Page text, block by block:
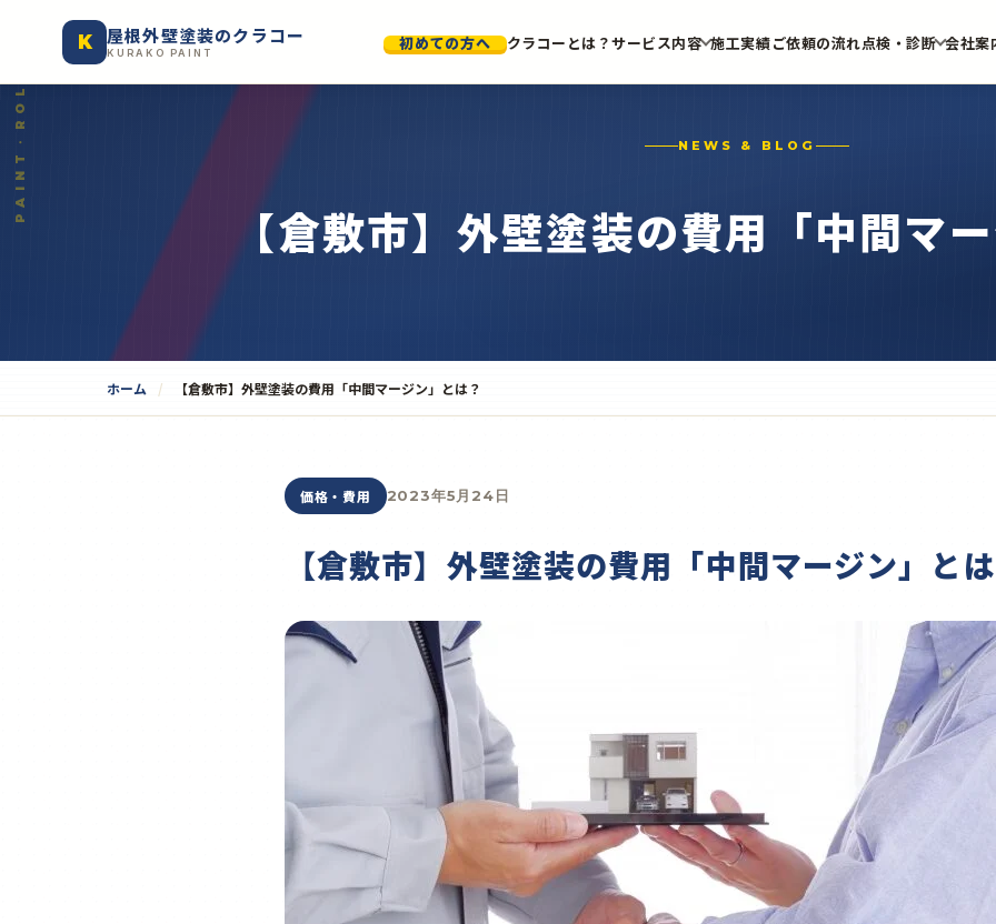
K 屋根外壁塗装のクラコー
KURAKO PAINT 初めての方へ クラコーとは？サービス内容 施工実績ご依頼の流れ点検・診断 会社案
NEWS & BLOG
【倉敷市】外壁塗装の費用「中間マ
ホーム 【倉敷市】外壁塗装の費用「中間マージン」とは？
価格・費用 2023年5月24日
【倉敷市】外壁塗装の費用「中間マージン」と